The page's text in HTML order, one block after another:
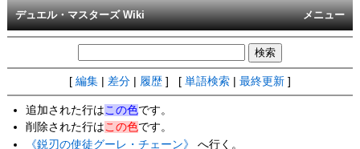
メニュー
デュエル・マスターズ Wiki
[ 編集 差分 履歴 ] [ 単語検索 最終更新 ]
追加された行は この色です。
削除された行はこの色です。
《鋭刃の使徒グーレ・チェーン》
へ行く。